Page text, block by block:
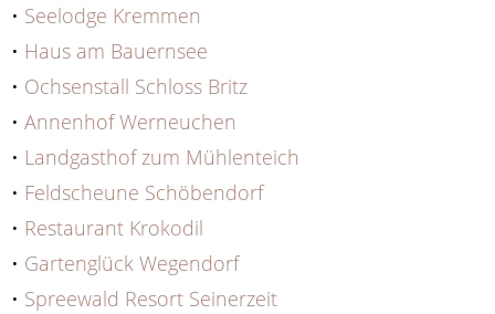
• Seelodge Kremmen
• Haus am Bauernsee
• Ochsenstall Schloss Britz
• Annenhof Werneuchen
• Landgasthof zum Mühlenteich
• Feldscheune Schöbendorf
• Restaurant Krokodil
• Gartenglück Wegendorf
• Spreewald Resort Seinerzeit